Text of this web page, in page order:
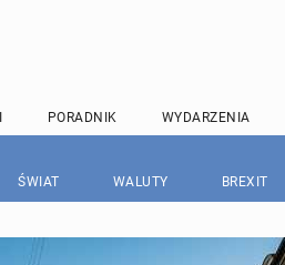
PORADNIK WYDARZENIA
ŚWIAT WALUTY BREXIT